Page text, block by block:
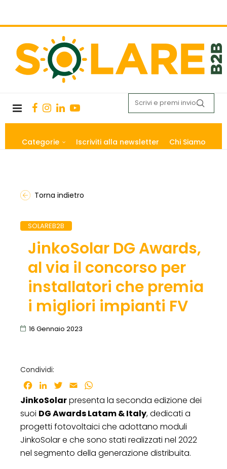
Categorie Iscriviti alla newsletter Chi Siamo
Torna indietro
SOLAREB2B
JinkoSolar DG Awards,
al via il concorso per
installatori che premia
i migliori impianti FV
16 Gennaio 2023
Condividi:
Facebook
LinkedInTwitter
Email
JinkoSolarpresenta la seconda edizione dei
suoi DG Awards Latam & Italy, dedicati a
progetti fotovoltaici che adottano moduli
JinkoSolar e che sono stati realizzati nel 2022
nel segmento della generazione distribuita.